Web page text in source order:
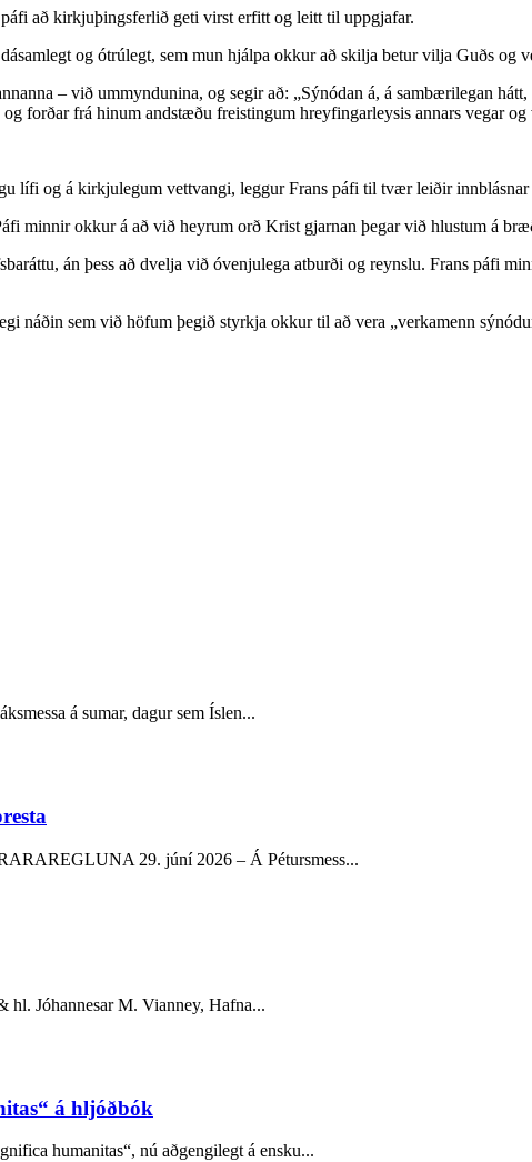
að kirkjuþingsferlið geti virst erfitt og leitt til uppgjafar.
og ótrúlegt, sem mun hjálpa okkur að skilja betur vilja Guðs og
– við ummyndunina, og segir að: „Sýnódan á, á sambærilegan
forðar frá hinum andstæðu freistingum hreyfingarleysis annars vegar
lífi og á kirkjulegum vettvangi, leggur Frans páfi til tvær leiðir innblásnar
minnir okkur á að við heyrum orð Krist gjarnan þegar við hlustum á
án þess að dvelja við óvenjulega atburði og reynslu. Frans páfi
náðin sem við höfum þegið styrkja okkur til að vera „verkamenn
á sumar, dagur sem Íslen...
29. júní 2026 – Á Pétursmess...
Jóhannesar M. Vianney, Hafna...
á hljóðbók
humanitas“, nú aðgengilegt á ensku...